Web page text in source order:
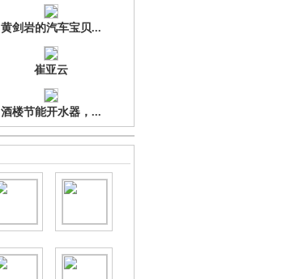
黄剑岩的汽车宝贝...
崔亚云
酒楼节能开水器，...